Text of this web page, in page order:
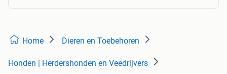
Home Dieren en Toebehoren
Honden | Herdershonden en Veedrijvers